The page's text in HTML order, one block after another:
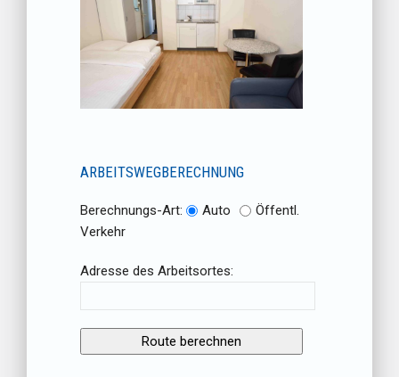
ARBEITSWEGBERECHNUNG
Berechnungs-Art: Auto
Öffentl.
Verkehr
Adresse des Arbeitsortes: